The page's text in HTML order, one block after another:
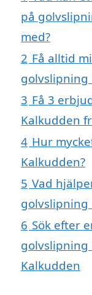
på
med?
2 Få alltid
golvslipning
3 Få 3
Kalkudden
4 Hur
Kalkudden?
5 Vad
golvslipning
6 Sök efter
golvslipning
Kalkudden